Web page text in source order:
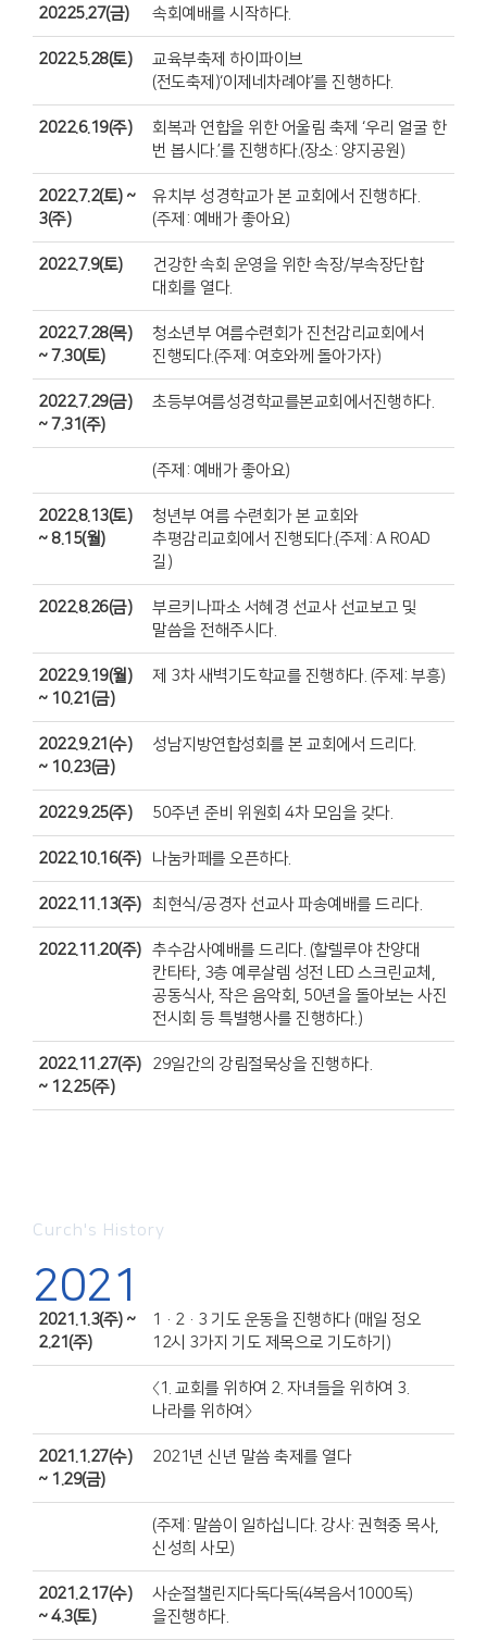
20225.27(금) 속회예배를 시작하다.
2022.5.28(토)
교육부축제 하이파이브
(전도축제)‘이제네차례야’를 진행하다.
2022.6.19(주)
회복과 연합을 위한 어울림 축제 ‘우리 얼굴 한
번 봅시다.’를 진행하다.(장소: 양지공원)
2022.7.2(토) ~
3(주)
유치부 성경학교가 본 교회에서 진행하다.
(주제: 예배가 좋아요)
2022.7.9(토)
건강한 속회 운영을 위한 속장/부속장단합
대회를 열다.
2022.7.28(목)
~ 7.30(토)
청소년부 여름수련회가 진천감리교회에서
진행되다.(주제: 여호와께 돌아가자)
2022.7.29(금)
~ 7.31(주)
초등부여름성경학교를본교회에서진행하다.
(주제: 예배가 좋아요)
2022.8.13(토)
~ 8.15(월)
청년부 여름 수련회가 본 교회와
추평감리교회에서 진행되다.(주제: A ROAD
길)
2022.8.26(금)
부르키나파소 서혜경 선교사 선교보고 및
말씀을 전해주시다.
2022.9.19(월)
~ 10.21(금)
제 3차 새벽기도학교를 진행하다. (주제: 부흥)
2022.9.21(수)
~ 10.23(금)
성남지방연합성회를 본 교회에서 드리다.
2022.9.25(주) 50주년 준비 위원회 4차 모임을 갖다.
2022.10.16(주) 나눔카페를 오픈하다.
2022.11.13(주) 최현식/공경자 선교사 파송예배를 드리다.
2022.11.20(주)
추수감사예배를 드리다. (할렐루야 찬양대
칸타타, 3층 예루살렘 성전 LED 스크린교체,
공동식사, 작은 음악회, 50년을 돌아보는 사진
전시회 등 특별행사를 진행하다.)
2022.11.27(주)
~ 12.25(주)
29일간의 강림절묵상을 진행하다.
Curch's History
2021
2021.1.3(주) ~
2.21(주)
1·2·3 기도 운동을 진행하다 (매일 정오
12시 3가지 기도 제목으로 기도하기)
〈1. 교회를 위하여 2. 자녀들을 위하여 3.
나라를 위하여〉
2021.1.27(수)
~ 1.29(금)
2021년 신년 말씀 축제를 열다
(주제: 말씀이 일하십니다. 강사: 권혁중 목사,
신성희 사모)
2021.2.17(수)
~ 4.3(토)
사순절챌린지다독다독(4복음서1000독)
을진행하다.